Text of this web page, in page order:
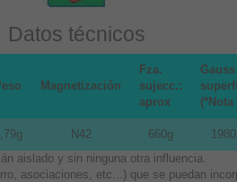
Datos técnicos
Magnetización
Fza.
sujecc.:
aprox
(*Nota
N42 660g
aislado y sin ninguna otra influencia.
asociaciones, etc...) que se puedan